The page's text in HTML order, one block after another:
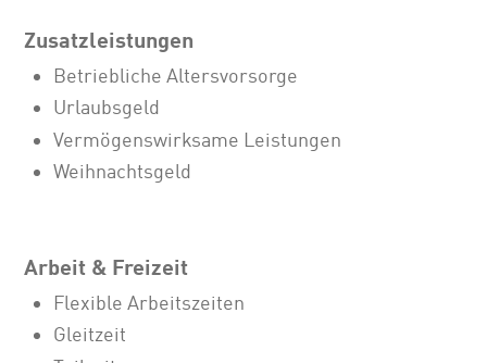
Zusatzleistungen
Betriebliche Altersvorsorge
Urlaubsgeld
Vermögenswirksame Leistungen
Weihnachtsgeld
Arbeit & Freizeit
Flexible Arbeitszeiten
Gleitzeit